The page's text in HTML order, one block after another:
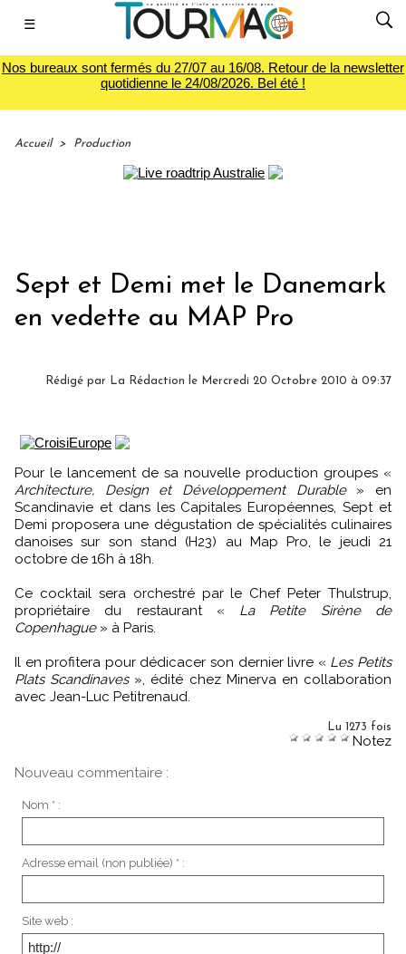
☰
Nos bureaux sont fermés du 27/07 au 16/08. Retour de la newsletter
quotidienne le 24/08/2026. Bel été !
Accueil > Production
Sept et Demi met le Danemark
en vedette au MAP Pro
Rédigé par La Rédaction le Mercredi 20 Octobre 2010 à 09:37
Pour le lancement de sa nouvelle production groupes «
Architecture, Design et Développement Durable» en
Scandinavie et dans les Capitales Européennes, Sept et
Demi proposera une dégustation de spécialités culinaires
danoises sur son stand (H23) au Map Pro, le jeudi 21
octobre de 16h à 18h.
Ce cocktail sera orchestré par le Chef Peter Thulstrup,
propriétaire du restaurant « La Petite Sirène de
Copenhague » à Paris.
Il en profitera pour dédicacer son dernier livre « Les Petits
Plats Scandinaves», édité chez Minerva en collaboration
avec Jean-Luc Petitrenaud.
Lu 1273 fois
Notez
Nouveau commentaire :
Nom * :
Adresse email (non publiée) * :
Site web :